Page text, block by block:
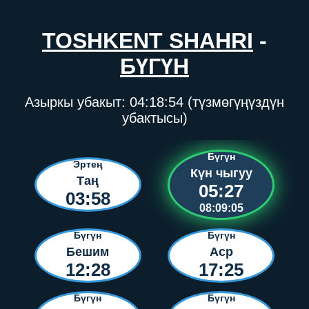
TOSHKENT SHAHRI -
БҮГҮН
Азыркы убакыт: 04:18:54 (түзмөгүңүздүн
убактысы)
Эртең
Таң
03:58
Бүгүн
Күн чыгуу
05:27
08:09:05
Бүгүн
Бешим
12:28
Бүгүн
Аср
17:25
Бүгүн Бүгүн